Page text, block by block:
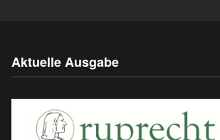
Aktuelle Ausgabe